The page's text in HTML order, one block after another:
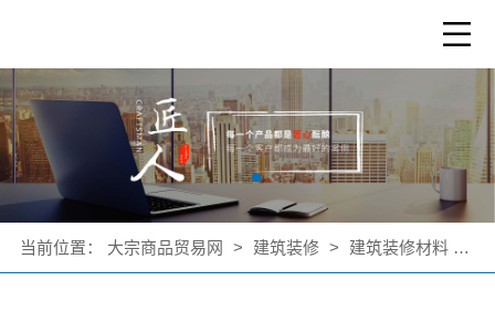
当前位置： 大宗商品贸易网 > 建筑装修 > 建筑装修材料 >